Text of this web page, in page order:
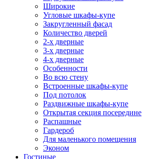
Широкие
Угловые шкафы-купе
Закругленный фасад
Количество дверей
2-х дверные
3-х дверные
4-х дверные
Особенности
Во всю стену
Встроенные шкафы-купе
Под потолок
Раздвижные шкафы-купе
Открытая секция посередине
Распашные
Гардероб
Для маленького помещения
Эконом
Гостиные